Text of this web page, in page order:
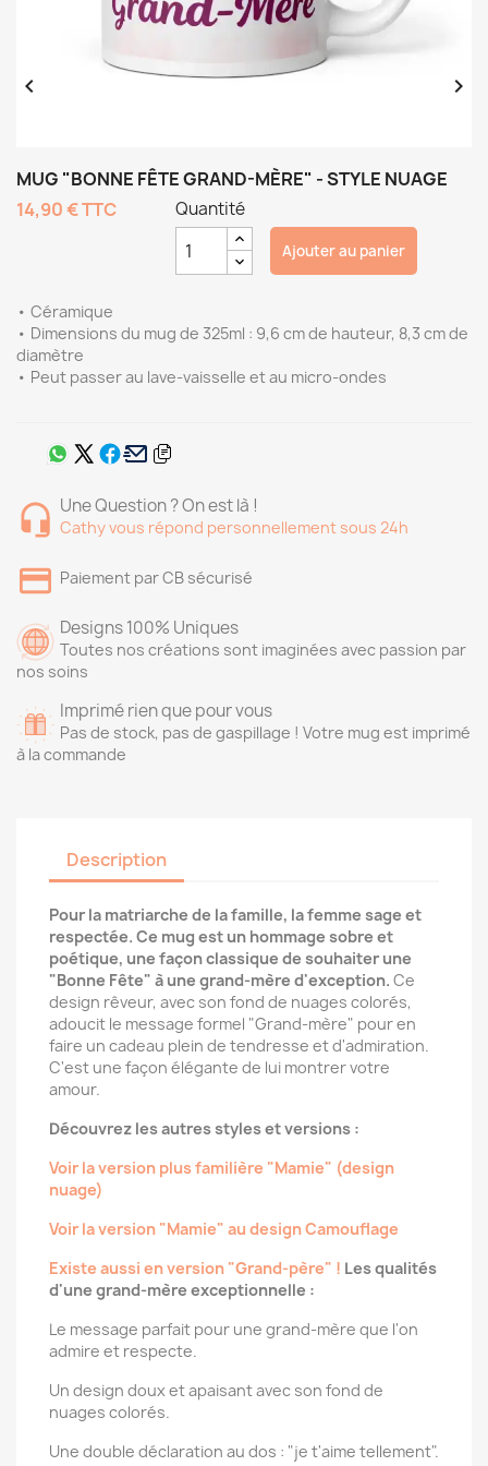
 
MUG "BONNE FÊTE GRAND-MÈRE" - STYLE NUAGE
14,90 €TTC
• Céramique
• Dimensions du mug de 325ml : 9,6 cm de hauteur, 8,3 cm de
diamètre
• Peut passer au lave-vaisselle et au micro-ondes
Quantité
Ajouter au panier
Une Question ? On est là !
Cathy vous répond personnellement sous 24h
Paiement par CB sécurisé
Designs 100% Uniques
Toutes nos créations sont imaginées avec passion par
nos soins
Imprimé rien que pour vous
Pas de stock, pas de gaspillage ! Votre mug est imprimé
à la commande
Description
Pour la matriarche de la famille, la femme sage et
respectée. Ce mug est un hommage sobre et
poétique, une façon classique de souhaiter une
"Bonne Fête" à une grand-mère d'exception. Ce
design rêveur, avec son fond de nuages colorés,
adoucit le message formel "Grand-mère" pour en
faire un cadeau plein de tendresse et d'admiration.
C'est une façon élégante de lui montrer votre
amour.
Découvrez les autres styles et versions :
Voir la version plus familière "Mamie" (design
nuage)
Voir la version "Mamie" au design Camouflage
Existe aussi en version "Grand-père" ! Les qualités
d'une grand-mère exceptionnelle :
Le message parfait pour une grand-mère que l'on
admire et respecte.
Un design doux et apaisant avec son fond de
nuages colorés.
Une double déclaration au dos : "je t'aime tellement".